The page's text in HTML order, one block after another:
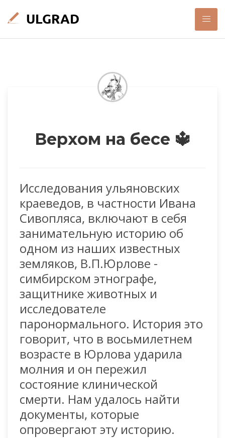
Верхом на бесе 🔱
Исследования ульяновских
краеведов, в частности Ивана
Сивопляса, включают в себя
занимательную историю об
одном из наших известных
земляков, В.П.Юрлове -
симбирском этнографе,
защитнике животных и
исследователе
паронормального. История это
говорит, что в восьмилетнем
возрасте в Юрлова ударила
молния и он пережил
состояние клинической
смерти. Нам удалось найти
документы, которые
опровергают эту историю.